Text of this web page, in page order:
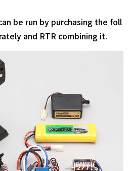
be run by purchasing the foll
and RTR combining it.